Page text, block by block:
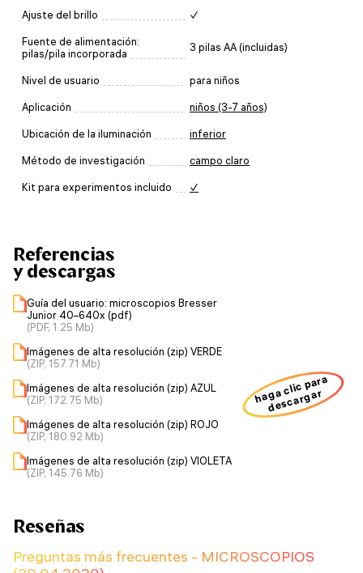
Ajuste del brillo ✓
Fuente de alimentación:
pilas/pila incorporada
3 pilas AA (incluidas)
Nivel de usuario para niños
Aplicación niños (3-7 años)
Ubicación de la iluminación inferior
Método de investigación campo claro
Kit para experimentos incluido ✓
Referencias
y descargas
Guía del usuario: microscopios Bresser
Junior 40–640x (pdf)
(PDF, 1.25 Mb)
Imágenes de alta resolución (zip) VERDE
(ZIP, 157.71 Mb)
Imágenes de alta resolución (zip) AZUL
(ZIP, 172.75 Mb)
Imágenes de alta resolución (zip) ROJO
(ZIP, 180.92 Mb)
Imágenes de alta resolución (zip) VIOLETA
(ZIP, 145.76 Mb)
haga clic para
descargar
Reseñas
Preguntas más frecuentes - MICROSCOPIOS